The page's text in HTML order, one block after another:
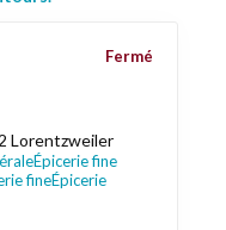
Lorentzweiler
Épicerie fine
fineÉpicerie
Fermé